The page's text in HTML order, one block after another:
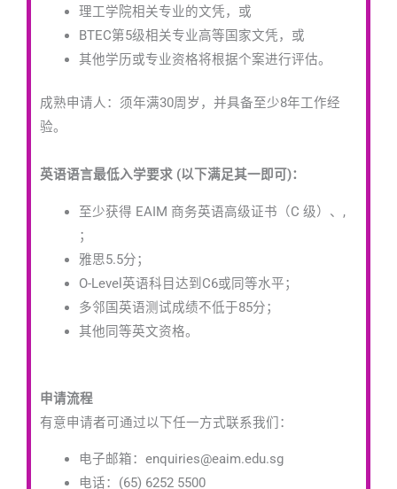
理工学院相关专业的文凭，或
BTEC第5级相关专业高等国家文凭，或
其他学历或专业资格将根据个案进行评估。
成熟申请人：须年满30周岁，并具备至少8年工作经
验。
英语语言最低入学要求 (以下满足其一即可)：
至少获得 EAIM 商务英语高级证书（C 级）、,
；
雅思5.5分；
O-Level英语科目达到C6或同等水平；
多邻国英语测试成绩不低于85分；
其他同等英文资格。
申请流程
有意申请者可通过以下任一方式联系我们：
电子邮箱：enquiries@eaim.edu.sg
电话：(65) 6252 5500